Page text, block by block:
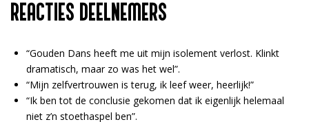
REACTIES DEELNEMERS
“Gouden Dans heeft me uit mijn isolement verlost. Klinkt
dramatisch, maar zo was het wel”.
“Mijn zelfvertrouwen is terug, ik leef weer, heerlijk!”
“Ik ben tot de conclusie gekomen dat ik eigenlijk helemaal
niet z’n stoethaspel ben”.